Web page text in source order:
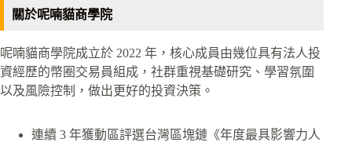
關於呢喃貓商學院
呢喃貓商學院成立於 2022 年，核心成員由幾位具有法人投
資經歷的幣圈交易員組成，社群重視基礎研究、學習氛圍
以及風險控制，做出更好的投資決策。
連續 3 年獲動區評選台灣區塊鏈《年度最具影響力人